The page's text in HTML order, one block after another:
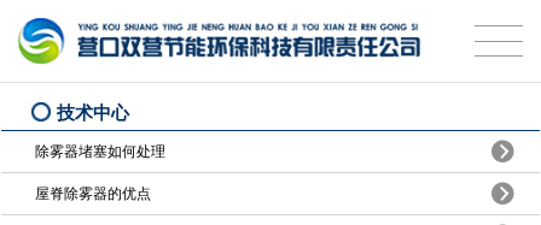
技术中心
除雾器堵塞如何处理
屋脊除雾器的优点